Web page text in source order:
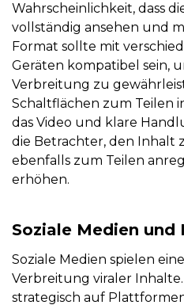
Wahrscheinlichkeit, dass
vollständig ansehen und
Format sollte mit
Geräten kompatibel sein,
Verbreitung zu
Schaltflächen zum Teilen
das Video und klare
die Betrachter, den Inhalt
ebenfalls zum Teilen
erhöhen.
Soziale Medien und
Soziale Medien spielen
Verbreitung viraler
strategisch auf